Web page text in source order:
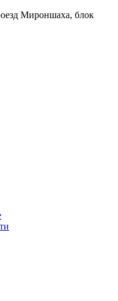
Мироншаха, блок